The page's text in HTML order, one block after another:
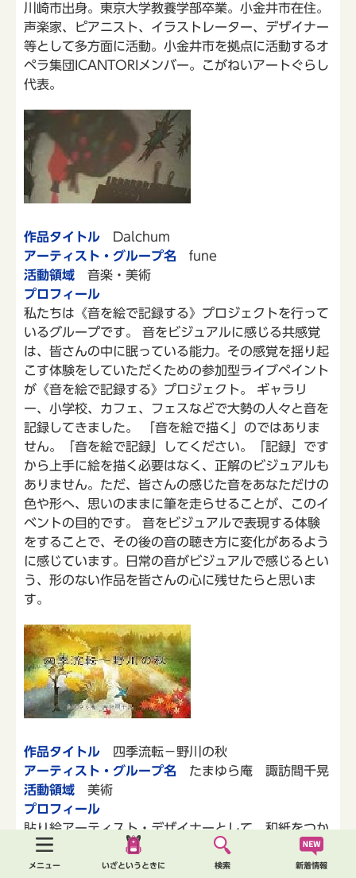
メニュー いざというときに 検索 新着情報
川崎市出身。東京大学教養学部卒業。小金井市在住。
声楽家、ピアニスト、イラストレーター、デザイナー
等として多方面に活動。小金井市を拠点に活動するオ
ペラ集団ICANTORIメンバー。こがねいアートぐらし
代表。
作品タイトル Dalchum
アーティスト・グループ名 fune
活動領域 音楽・美術
プロフィール
私たちは《音を絵で記録する》プロジェクトを行って
いるグループです。 音をビジュアルに感じる共感覚
は、皆さんの中に眠っている能力。その感覚を揺り起
こす体験をしていただくための参加型ライブペイント
が《音を絵で記録する》プロジェクト。 ギャラリ
ー、小学校、カフェ、フェスなどで大勢の人々と音を
記録してきました。 「音を絵で描く」のではありま
せん。「音を絵で記録」してください。「記録」です
から上手に絵を描く必要はなく、正解のビジュアルも
ありません。ただ、皆さんの感じた音をあなただけの
色や形へ、思いのままに筆を走らせることが、このイ
ベントの目的です。 音をビジュアルで表現する体験
をすることで、その後の音の聴き方に変化があるよう
に感じています。日常の音がビジュアルで感じるとい
う、形のない作品を皆さんの心に残せたらと思いま
す。
作品タイトル 四季流転－野川の秋
アーティスト・グループ名 たまゆら庵 諏訪間千晃
活動領域 美術
プロフィール
貼り絵アーティスト・デザイナーとして、和紙をつか
った貼り絵を中心とした作品制作、イラスト制作を行
っています。